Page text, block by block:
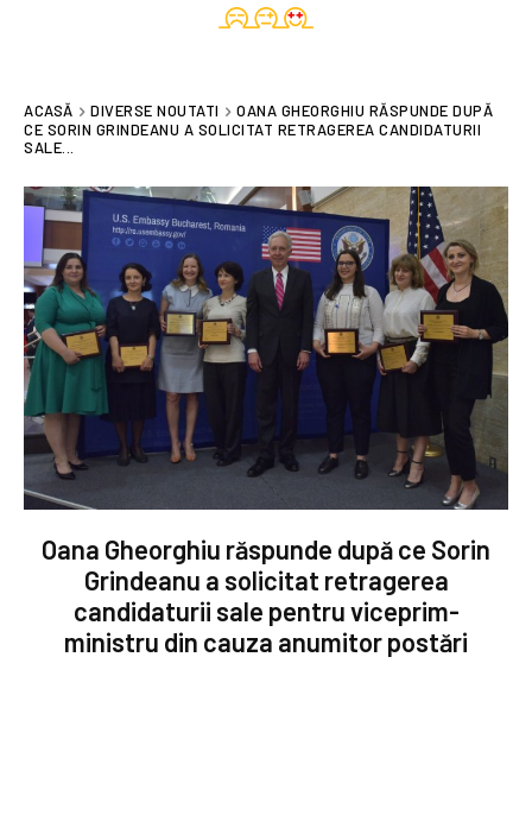
ACASĂ DIVERSE NOUTATI
OANA GHEORGHIU RĂSPUNDE DUPĂ
CE SORIN GRINDEANU A SOLICITAT RETRAGEREA CANDIDATURII
SALE...
Oana Gheorghiu răspunde după ce Sorin
Grindeanu a solicitat retragerea
candidaturii sale pentru viceprim-
ministru din cauza anumitor postări